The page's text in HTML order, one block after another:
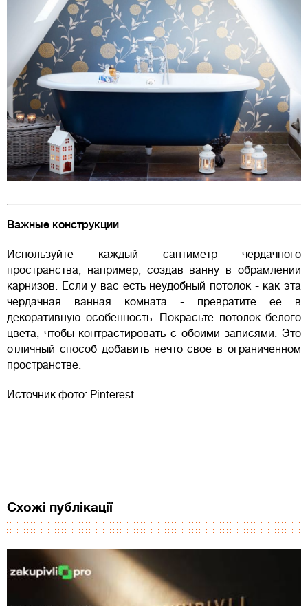
Важные конструкции
Используйте каждый сантиметр чердачного
пространства, например, создав ванну в обрамлении
карнизов. Если у вас есть неудобный потолок - как эта
чердачная ванная комната - превратите ее в
декоративную особенность. Покрасьте потолок белого
цвета, чтобы контрастировать с обоими записями. Это
отличный способ добавить нечто свое в ограниченном
пространстве.
Источник фото: Pinterest
Схожі публікації